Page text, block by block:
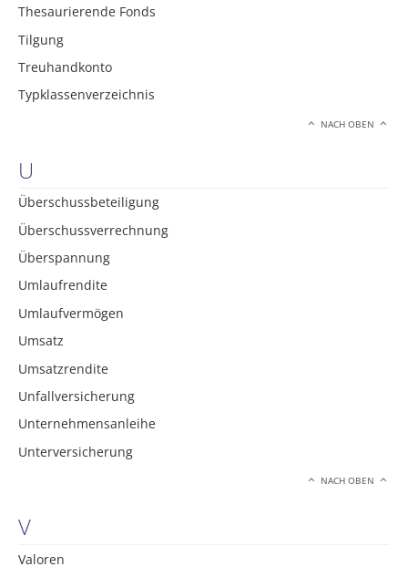
Thesaurierende Fonds
Tilgung
Treuhandkonto
Typklassenverzeichnis
NACH OBEN
U
Überschussbeteiligung
Überschussverrechnung
Überspannung
Umlaufrendite
Umlaufvermögen
Umsatz
Umsatzrendite
Unfallversicherung
Unternehmensanleihe
Unterversicherung
NACH OBEN
V
Valoren